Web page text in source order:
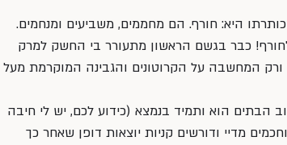
היא: חורף. הם מחממים, משביעים ומנחמים.
כבר בגשם הראשון מתעורר בי החשק למרק
המחשבה על הקרוטונים והגבינה המוקרמת מעל
הבתים הוא ותמיד בנמצא (כידוע לכם, יש לי חיבה
מדיי ודורשים קניות יוצאות דופן שאחר כך